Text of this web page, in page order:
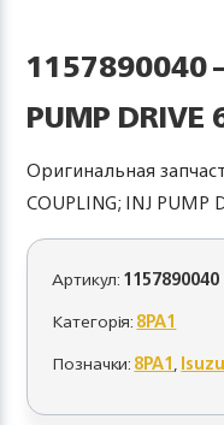
1157890040
PUMP DRIVE
Оригинальная
COUPLING; INJ PUMP
Артикул:1157890040
Категорія:8PA1
Позначки:8PA1,